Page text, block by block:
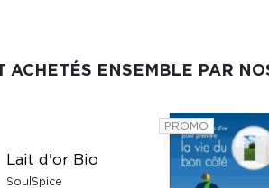
ACHETÉS ENSEMBLE PAR
Lait d'or Bio
SoulSpice
PROMO